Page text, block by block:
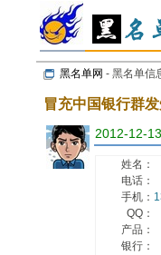
黑名单网 - 黑名单信
冒充中国银行群
2012-12-
姓名：
电话：
手机：
QQ：
产品：
银行：